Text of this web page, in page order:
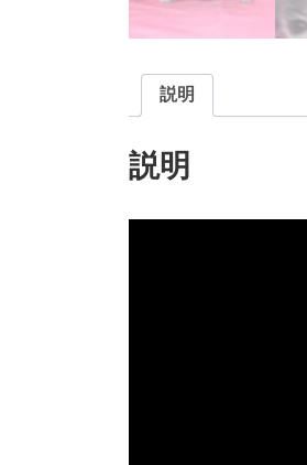
説明
説明